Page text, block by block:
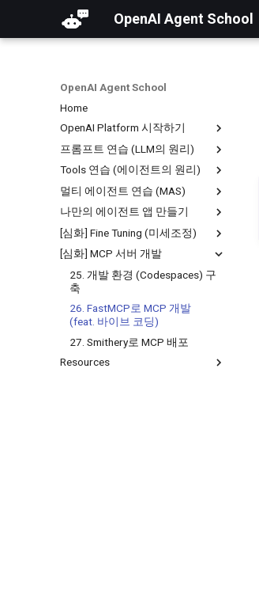
OpenAI Agent School
OpenAI Agent School
Home
OpenAI Platform 시작하기
01. OpenAI Platform 소개 및 가
기
프롬프트 연습 (LLM의 원리)
04. AI 기초 및 LLM의 입출력 구
07. 추론 모델 실습 (GPT-5 등)
Tools 연습 (에이전트의 원리)
08. Tools와 Agent 원리
09. Function Calling
10. Web Search
11. Code Interpreter
12. RAG (File Search)
13. MCP (Model Context
Protocol)
멀티 에이전트 연습 (MAS)
14. MAS 및 Agent Builder 개요
15. 조건(If/else)에 따른 핸드오
17. state(전역), input(지역),
18. MCP 및 widget으로 UI 답변
19. 반복문(While)과 File search
나만의 에이전트 앱 만들기
20. Chatkit 템플릿 복제 (Github)
21. API Key, 워크플로우 ID 생성
22. Cloudflare로 앱 배포하기
[심화] Fine Tuning (미세조정)
23. Fine-tuning 개요
24. Fine-tuning 실습
[심화] MCP 서버 개발
25. 개발 환경 (Codespaces) 구
축
26. FastMCP로 MCP 개발
(feat. 바이브 코딩)
27. Smithery로 MCP 배포
Resources